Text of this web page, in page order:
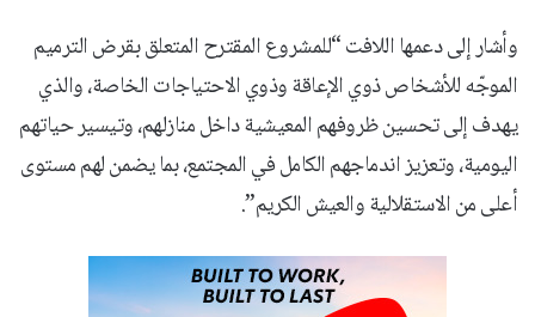
وأشار إلى دعمها اللافت “للمشروع المقترح المتعلق بقرض الترميم
الموجّه للأشخاص ذوي الإعاقة وذوي الاحتياجات الخاصة، والذي
يهدف إلى تحسين ظروفهم المعيشية داخل منازلهم، وتيسير حياتهم
اليومية، وتعزيز اندماجهم الكامل في المجتمع، بما يضمن لهم مستوى
أعلى من الاستقلالية والعيش الكريم”.